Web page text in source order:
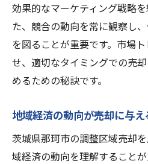
効果的なマーケティング戦略
た、競合の動向を常に観察し
を図ることが重要です。市場
せ、適切なタイミングでの売
めるための秘訣です。
地域経済の動向が売却に与え
茨城県那珂市の調整区域売却
域経済の動向を理解すること